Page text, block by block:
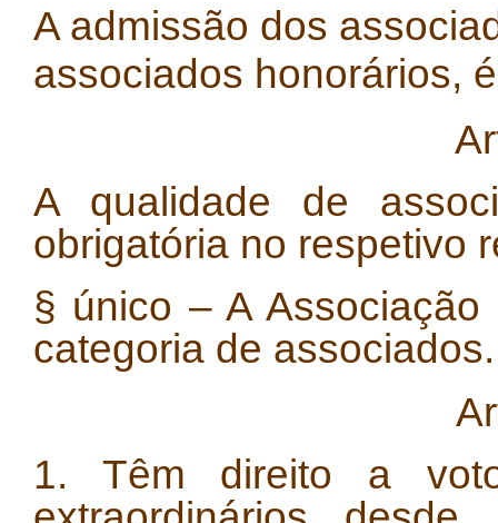
A admissão dos
associados honorários,
A qualidade de
obrigatória no respetivo
§ único – A
categoria de associados.
1. Têm direito a